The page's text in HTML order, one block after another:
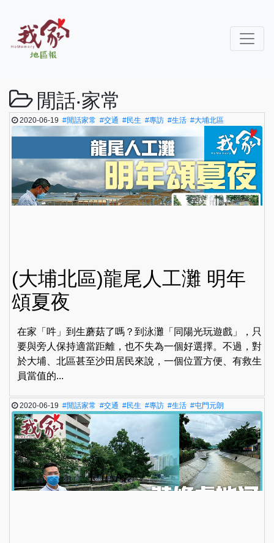
閒話‧家常
2020-06-19#閒話家常 #交通 #民生 #專訪 #生活 #大埔北區
(大埔北區)龍尾人工灘 明年
頌夏夜
在家「吽」到生蘑菇了嗎？到泳灘「同陽光玩遊戲」，只
要與旁人保持適當距離，也不失為一個好選擇。不過，對
於大埔、北區甚至沙田居民來說，一個位置方便、有救生
員當值的...
2020-06-19#閒話家常 #交通 #民生 #專訪 #生活 #屯門元朗